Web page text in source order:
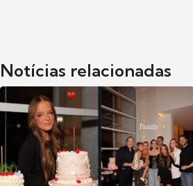
Notícias relacionadas